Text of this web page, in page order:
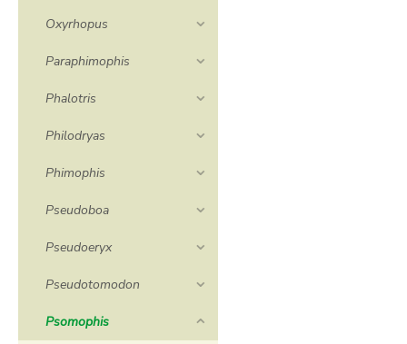
Oxyrhopus
Paraphimophis
Phalotris
Philodryas
Phimophis
Pseudoboa
Pseudoeryx
Pseudotomodon
Psomophis